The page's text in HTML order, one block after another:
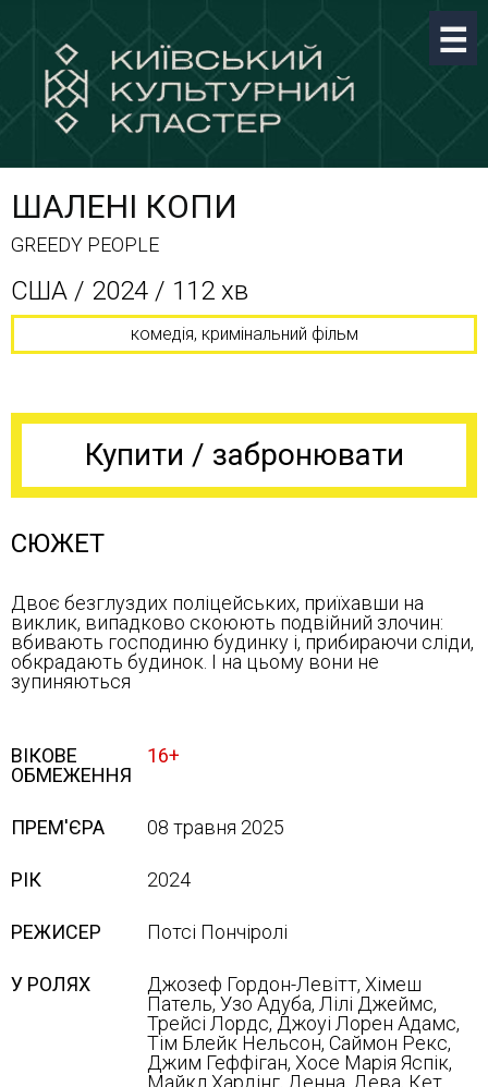
ШАЛЕНІ КОПИ
GREEDY PEOPLE
США / 2024 / 112 хв
комедія, кримінальний фільм
Купити / забронювати
СЮЖЕТ
Двоє безглуздих поліцейських, приїхавши на
виклик, випадково скоюють подвійний злочин:
вбивають господиню будинку і, прибираючи сліди,
обкрадають будинок. І на цьому вони не
зупиняються
ВІКОВЕ
ОБМЕЖЕННЯ
16+
ПРЕМ'ЄРА 08 травня 2025
РІК 2024
РЕЖИСЕР Потсі Пончіролі
У РОЛЯХ
Джозеф Гордон-Левітт, Хімеш
Патель, Узо Адуба, Лілі Джеймс,
Трейсі Лордс, Джоуі Лорен Адамс,
Тім Блейк Нельсон, Саймон Рекс,
Джим Геффіган, Хосе Марія Яспік,
Майкл Хардінг, Денна, Дева, Кет.